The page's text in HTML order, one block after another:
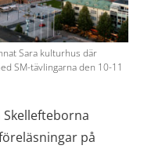
Sara kulturhus där
SM-tävlingarna den 10-11
på